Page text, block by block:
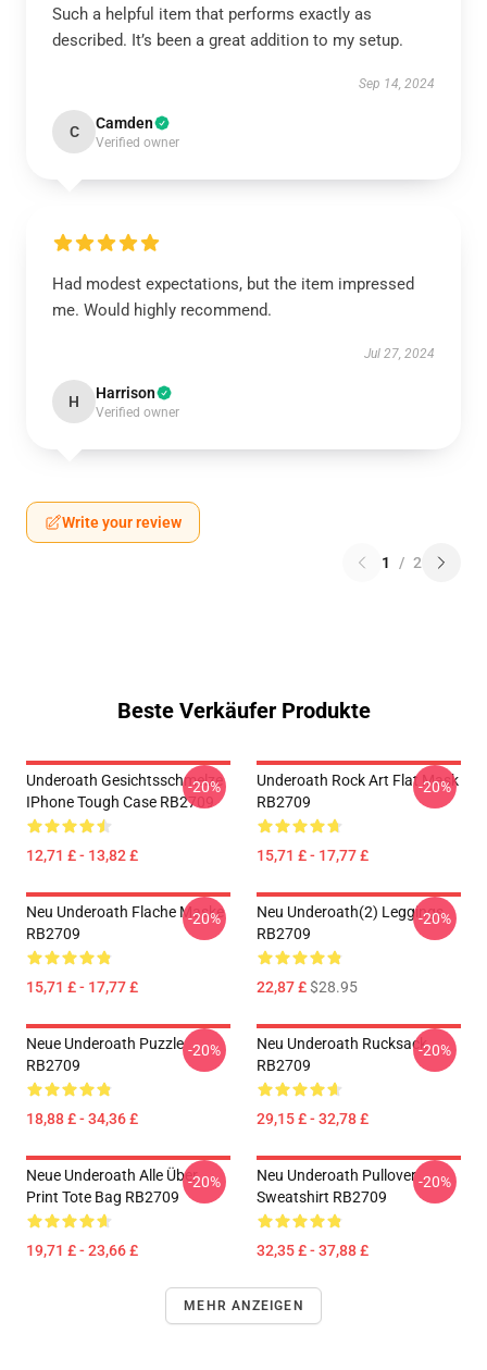
Such a helpful item that performs exactly as
described. It’s been a great addition to my setup.
Sep 14, 2024
C Camden
Verified owner
Had modest expectations, but the item impressed
me. Would highly recommend.
Jul 27, 2024
H Harrison
Verified owner
Write your review
1 / 2
Beste Verkäufer Produkte
Underoath Gesichtsschmelze
IPhone Tough Case RB2709
12,71 £ - 13,82 £
-20%
Underoath Rock Art Flat Mask
RB2709
15,71 £ - 17,77 £
-20%
Neu Underoath Flache Maske
RB2709
15,71 £ - 17,77 £
-20%
Neu Underoath(2) Leggings
RB2709
22,87 £$28.95
-20%
Neue Underoath Puzzle
RB2709
18,88 £ - 34,36 £
-20%
Neu Underoath Rucksack
RB2709
29,15 £ - 32,78 £
-20%
Neue Underoath Alle Über
Print Tote Bag RB2709
19,71 £ - 23,66 £
-20%
Neu Underoath Pullover
Sweatshirt RB2709
32,35 £ - 37,88 £
-20%
MEHR ANZEIGEN